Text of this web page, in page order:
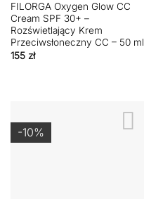
FILORGA Oxygen Glow CC
Cream SPF 30+ –
Rozświetlający Krem
Przeciwsłoneczny CC – 50 ml
155 zł
-10%